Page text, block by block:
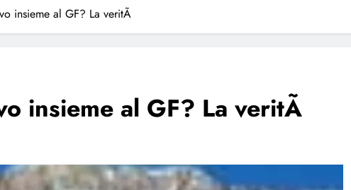
insieme al GF? La veritÃ
insieme al GF? La veritÃ